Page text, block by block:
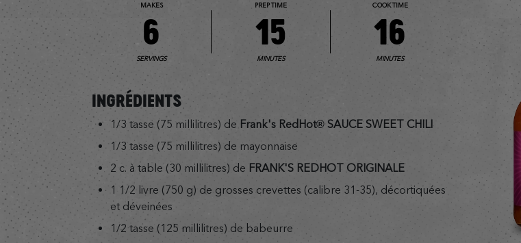
MAKES
6
SERVINGS
PREP TIME
15
MINUTES
COOK TIME
16
MINUTES
INGRÉDIENTS
1/3 tasse (75 millilitres) de Frank's RedHot® SAUCE SWEET CHILI
1/3 tasse (75 millilitres) de mayonnaise
2 c. à table (30 millilitres) de FRANK'S REDHOT ORIGINALE
1 1/2 livre (750 g) de grosses crevettes (calibre 31-35), décortiquées
et déveinées
1/2 tasse (125 millilitres) de babeurre